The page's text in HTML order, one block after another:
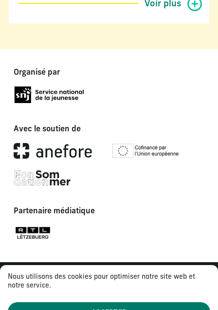
Nous utilisons des cookies pour optimiser notre site web et
notre service.
Voir plus
Organisé par
Avec le soutien de
Partenaire médiatique